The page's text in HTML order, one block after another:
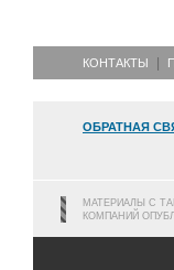
КОНТАКТЫ
ОБРАТНАЯ
МАТЕРИАЛЫ С
КОМПАНИЙ